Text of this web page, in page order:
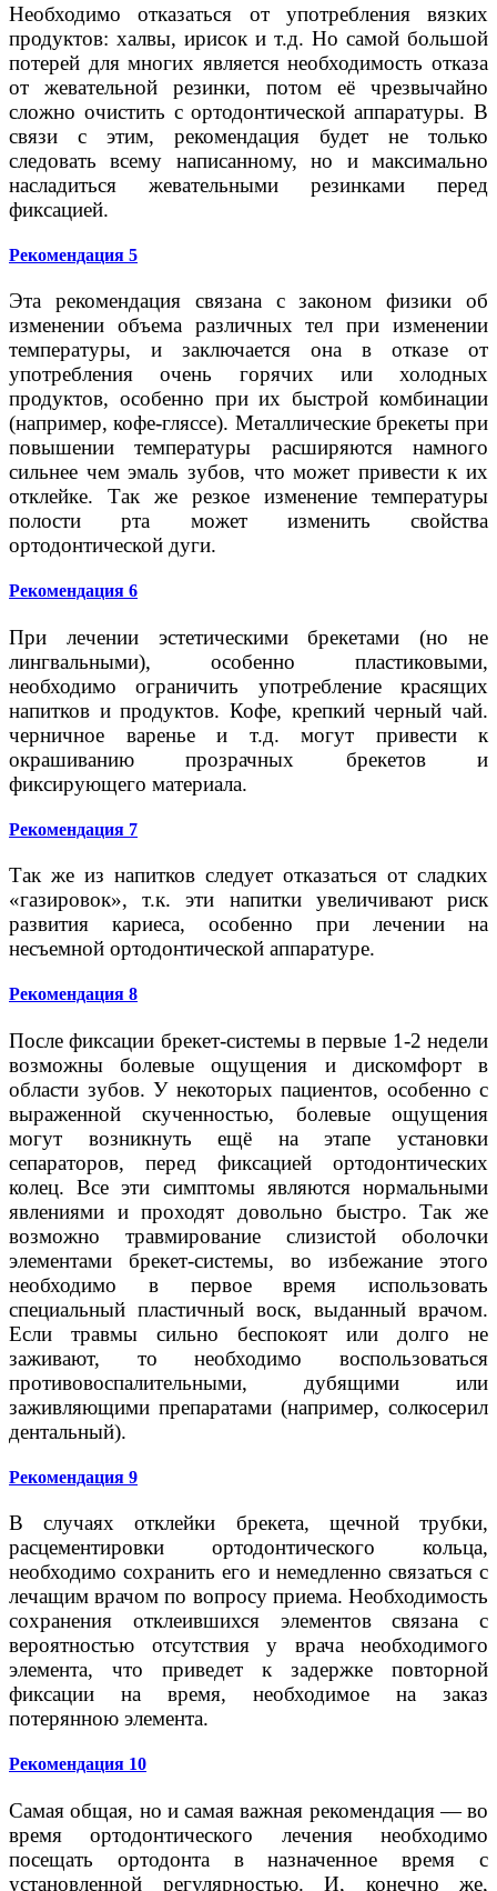
Необходимо отказаться от употребления вязких
продуктов: халвы, ирисок и т.д. Но самой большой
потерей для многих является необходимость отказа
от жевательной резинки, потом её чрезвычайно
сложно очистить с ортодонтической аппаратуры. В
связи с этим, рекомендация будет не только
следовать всему написанному, но и максимально
насладиться жевательными резинками перед
фиксацией.
Рекомендация 5
Эта рекомендация связана с законом физики об
изменении объема различных тел при изменении
температуры, и заключается она в отказе от
употребления очень горячих или холодных
продуктов, особенно при их быстрой комбинации
(например, кофе-гляссе). Металлические брекеты при
повышении температуры расширяются намного
сильнее чем эмаль зубов, что может привести к их
отклейке. Так же резкое изменение температуры
полости рта может изменить свойства
ортодонтической дуги.
Рекомендация 6
При лечении эстетическими брекетами (но не
лингвальными), особенно пластиковыми,
необходимо ограничить употребление красящих
напитков и продуктов. Кофе, крепкий черный чай.
черничное варенье и т.д. могут привести к
окрашиванию прозрачных брекетов и
фиксирующего материала.
Рекомендация 7
Так же из напитков следует отказаться от сладких
«газировок», т.к. эти напитки увеличивают риск
развития кариеса, особенно при лечении на
несъемной ортодонтической аппаратуре.
Рекомендация 8
После фиксации брекет-системы в первые 1-2 недели
возможны болевые ощущения и дискомфорт в
области зубов. У некоторых пациентов, особенно с
выраженной скученностью, болевые ощущения
могут возникнуть ещё на этапе установки
сепараторов, перед фиксацией ортодонтических
колец. Все эти симптомы являются нормальными
явлениями и проходят довольно быстро. Так же
возможно травмирование слизистой оболочки
элементами брекет-системы, во избежание этого
необходимо в первое время использовать
специальный пластичный воск, выданный врачом.
Если травмы сильно беспокоят или долго не
заживают, то необходимо воспользоваться
противовоспалительными, дубящими или
заживляющими препаратами (например, солкосерил
дентальный).
Рекомендация 9
В случаях отклейки брекета, щечной трубки,
расцементировки ортодонтического кольца,
необходимо сохранить его и немедленно связаться с
лечащим врачом по вопросу приема. Необходимость
сохранения отклеившихся элементов связана с
вероятностью отсутствия у врача необходимого
элемента, что приведет к задержке повторной
фиксации на время, необходимое на заказ
потерянною элемента.
Рекомендация 10
Самая общая, но и самая важная рекомендация — во
время ортодонтического лечения необходимо
посещать ортодонта в назначенное время с
установленной регулярностью. И, конечно же,